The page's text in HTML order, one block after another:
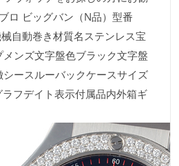
ロ ビッグバン（N品）型番
自動巻き材質名ステンレス宝
ンズ文字盤色ブラック文字盤
ースルーバックケースサイズ
フデイト表示付属品内外箱ギ